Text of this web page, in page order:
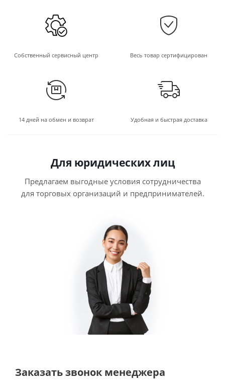
Собственный сервисный центр Весь товар сертифицирован
14 дней на обмен и возврат Удобная и быстрая доставка
Для юридических лиц
Предлагаем выгодные условия сотрудничества
для торговых организаций и предпринимателей.
Заказать звонок менеджера